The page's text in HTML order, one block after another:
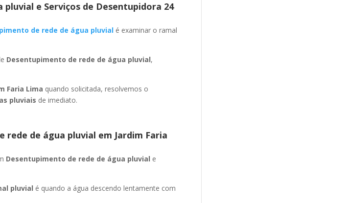
e Serviços de Desentupidora 24
de rede de água pluvialé examinar o ramal
Desentupimento de rede de água pluvial,
Faria Lima quando solicitada, resolvemos o
pluviais de imediato.
rede de água pluvial em Jardim Faria
Desentupimento de rede de água pluvial e
pluvial é quando a água descendo lentamente com